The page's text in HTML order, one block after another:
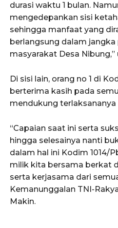
durasi waktu 1 bulan.
mengedepankan sisi
sehingga manfaat yang
berlangsung dalam
masyarakat Desa Nibung,”
Di sisi lain, orang no 1 di
berterima kasih pada
mendukung
“Capaian saat ini serta
hingga selesainya nanti
dalam hal ini Kodim 1014/
milik kita bersama berkat
serta kerjasama dari
Kemanunggalan TNI-
Makin.